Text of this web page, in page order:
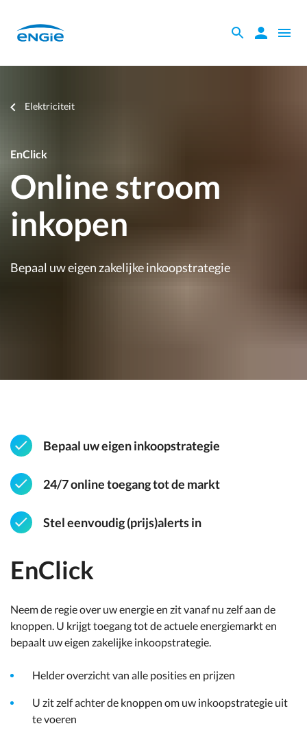
mainZoeken
de
Zoeken
Open
Je
Elektriciteit
EnClick
Online stroom
inkopen
Bepaal uw eigen zakelijke inkoopstrategie
Bepaal uw eigen inkoopstrategie
24/7 online toegang tot de markt
Stel eenvoudig (prijs)alerts in
EnClick
Neem de regie over uw energie en zit vanaf nu zelf aan de
knoppen. U krijgt toegang tot de actuele energiemarkt en
bepaalt uw eigen zakelijke inkoopstrategie.
Helder overzicht van alle posities en prijzen
U zit zelf achter de knoppen om uw inkoopstrategie uit
te voeren